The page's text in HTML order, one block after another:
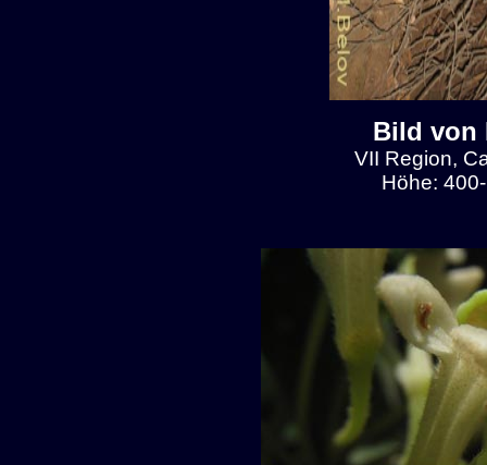
Bild von
VII Region,
Höhe: